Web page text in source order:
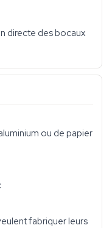
directe des bocaux
ou de papier
fabriquer leurs